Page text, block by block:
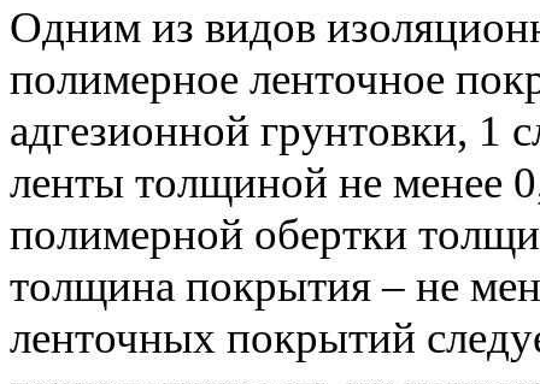
Одним из видов
полимерное ленточное
адгезионной грунтовки, 1
ленты толщиной не менее
полимерной обертки
толщина покрытия – не
ленточных покрытий